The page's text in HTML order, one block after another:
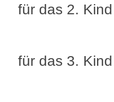
für das 2.
€
für das 3.
€